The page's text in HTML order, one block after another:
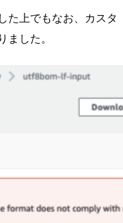
た上でもなお、カスタ
した。